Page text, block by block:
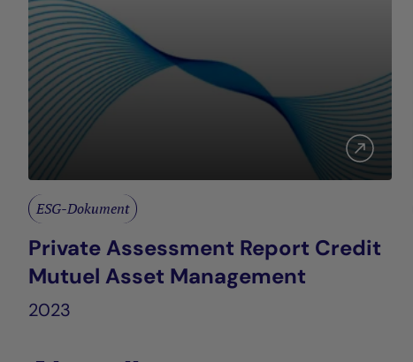
ESG-Dokument
Private Assessment Report Credit
Mutuel Asset Management
2023